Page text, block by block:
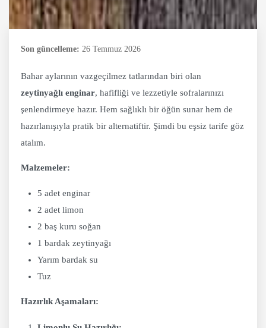
Son güncelleme: 26 Temmuz 2026
Bahar aylarının vazgeçilmez tatlarından biri olan
zeytinyağlı enginar, hafifliği ve lezzetiyle sofralarınızı
şenlendirmeye hazır. Hem sağlıklı bir öğün sunar hem de
hazırlanışıyla pratik bir alternatiftir. Şimdi bu eşsiz tarife göz
atalım.
Malzemeler:
5 adet enginar
2 adet limon
2 baş kuru soğan
1 bardak zeytinyağı
Yarım bardak su
Tuz
Hazırlık Aşamaları: